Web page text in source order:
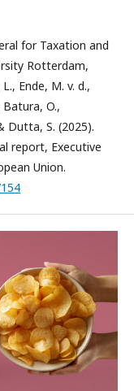
for Taxation and
Rotterdam,
Ende, M. v. d.,
O.,
Dutta, S. (2025).
report, Executive
Union.